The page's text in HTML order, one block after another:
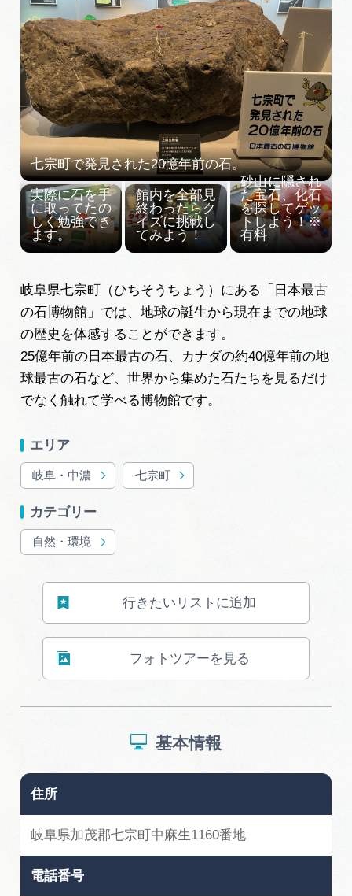
岐阜県七宗町（ひちそうちょう）にある「日本最古
の石博物館」では、地球の誕生から現在までの地球
の歴史を体感することができます。
25億年前の日本最古の石、カナダの約40億年前の地
球最古の石など、世界から集めた石たちを見るだけ
でなく触れて学べる博物館です。
エリア
岐阜・中濃 七宗町
カテゴリー
自然・環境
行きたいリストに追加
フォトツアーを見る
基本情報
住所
岐阜県加茂郡七宗町中麻生1160番地
電話番号